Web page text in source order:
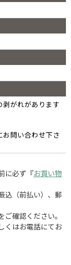
剥がれがあります
問い合わせ下さ
に必ず『お買い物
込（前払い）、郵
確認ください。
くはお電話にてお